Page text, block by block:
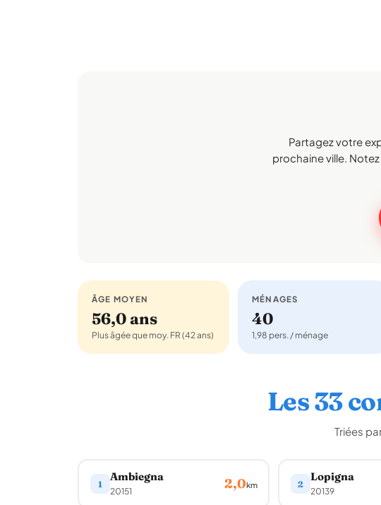
Partagez votre
prochaine ville.
ÂGE MOYEN
56,0 ans
Plus âgée que moy. FR (42 ans)
MÉNAGES
40
1,98 pers. / ménage
Les 33
Triées
1
Ambiegna
20151 2,0km 2
Lopigna
20139